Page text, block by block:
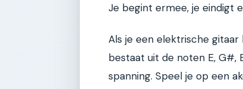
Je begint ermee, je eindigt
Als je een elektrische
bestaat uit de noten E, G#,
spanning. Speel je op een